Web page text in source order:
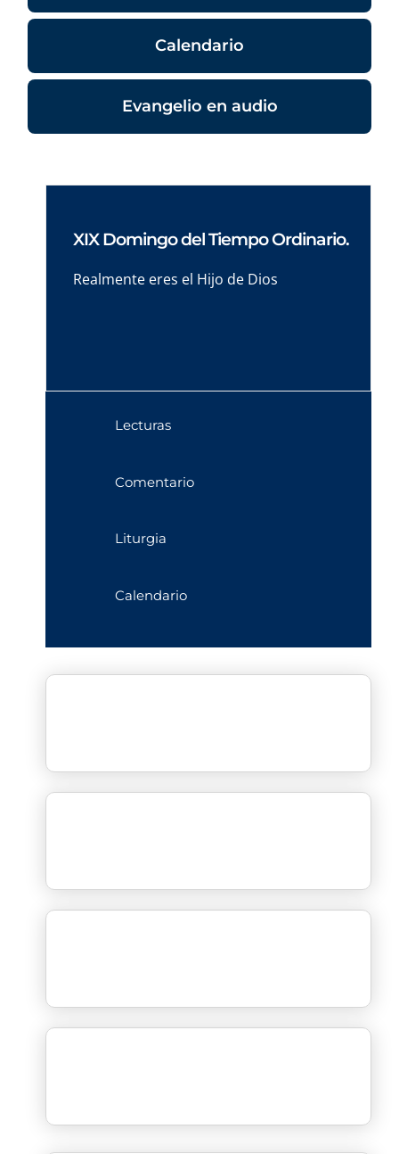
Calendario
Evangelio en audio
XIX Domingo del Tiempo Ordinario.
Realmente eres el Hijo de Dios
Lecturas
Comentario
Liturgia
Calendario